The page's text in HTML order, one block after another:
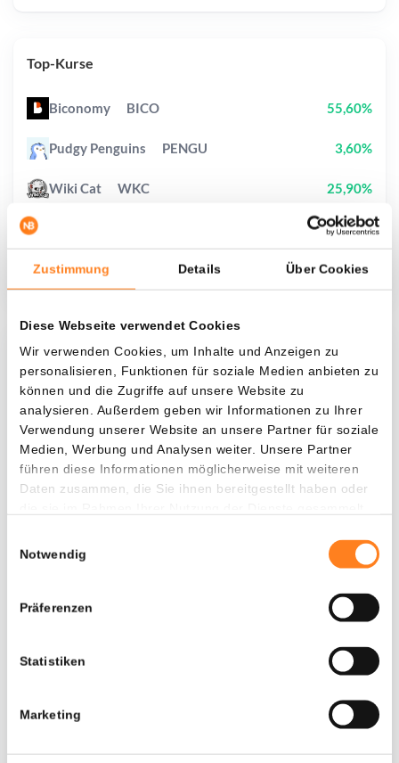
Zustimmung Details Über Cookies
Diese Webseite verwendet Cookies
Wir verwenden Cookies, um Inhalte und Anzeigen zu
personalisieren, Funktionen für soziale Medien anbieten zu
können und die Zugriffe auf unsere Website zu
analysieren. Außerdem geben wir Informationen zu Ihrer
Verwendung unserer Website an unsere Partner für soziale
Medien, Werbung und Analysen weiter. Unsere Partner
führen diese Informationen möglicherweise mit weiteren
Daten zusammen, die Sie ihnen bereitgestellt haben oder
Notwendig
Präferenzen
Statistiken
Marketing
Was, wenn ich...?
Zie hoeveel waarde je vandaag zou hebben als
je dollar-cost averaging had toegepast op
verschillende cryptocurrencies.
$824,38
Top-Kurse
Biconomy BICO 55,60%
Pudgy Penguins PENGU 3,60%
Wiki Cat WKC 25,90%
3,90%
Pi Network 2,30%